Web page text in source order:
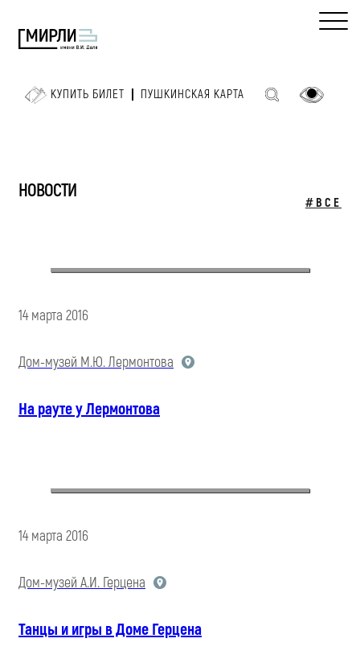
КУПИТЬ БИЛЕТ ПУШКИНСКАЯ КАРТА
НОВОСТИ
#ВСЕ
14 марта 2016
Дом-музей М.Ю. Лермонтова
На рауте у Лермонтова
14 марта 2016
Дом-музей А.И. Герцена
Танцы и игры в Доме Герцена